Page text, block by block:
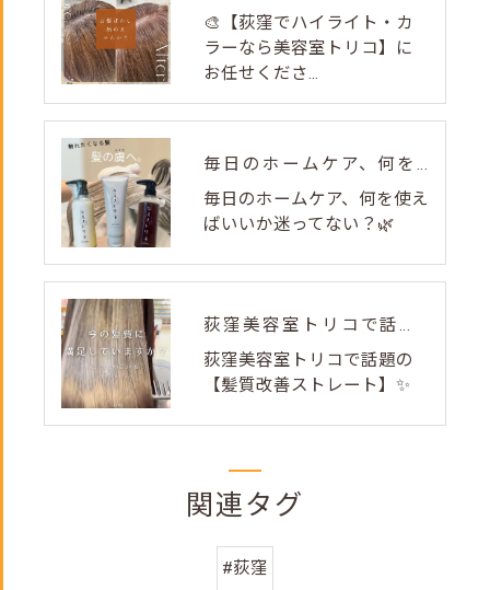
🎨【荻窪でハイライト・カ
ラーなら美容室トリコ】に
お任せくださ...
毎日のホームケア、何を使えばいいか迷ってない？🌿
毎日のホームケア、何を使え
ばいいか迷ってない？🌿
荻窪美容室トリコで話題の【髪質改善ストレート】✨
荻窪美容室トリコで話題の
【髪質改善ストレート】✨
関連タグ
#荻窪